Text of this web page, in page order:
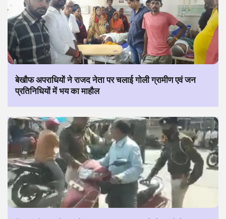
बेखौफ अपराधियों ने राजद नेता पर चलाई गोली ग्रामीण एवं जन
प्रतिनिधियों में भय का माहौल